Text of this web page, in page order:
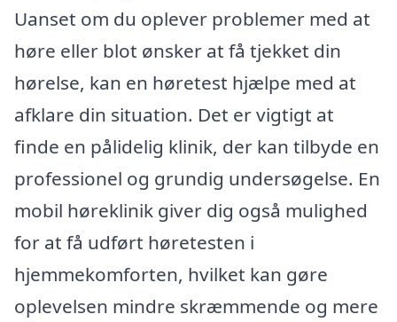
Uanset om du oplever problemer med at
høre eller blot ønsker at få tjekket din
hørelse, kan en høretest hjælpe med at
afklare din situation. Det er vigtigt at
finde en pålidelig klinik, der kan tilbyde en
professionel og grundig undersøgelse. En
mobil høreklinik giver dig også mulighed
for at få udført høretesten i
hjemmekomforten, hvilket kan gøre
oplevelsen mindre skræmmende og mere